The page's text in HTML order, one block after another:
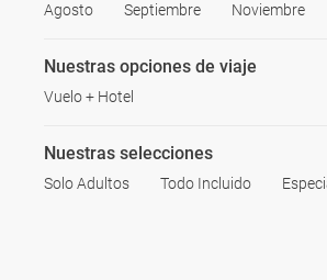
Agosto Septiembre Noviembre
Nuestras opciones de viaje
Vuelo + Hotel
Nuestras selecciones
Solo Adultos Todo Incluido